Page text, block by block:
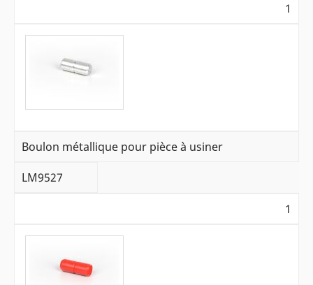
1
Boulon métallique pour pièce à usiner
LM9527
1